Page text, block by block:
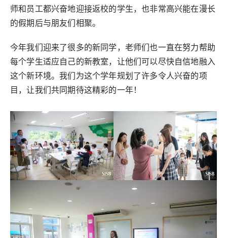
师和员工都兴奋地迎接返校的学生，也非常高兴能在漫长
的假期后与朋友们相聚。
今年我们迎来了很多的新同学，老师们也一直在努力帮助
每个学生适应自己的新教室，让他们可以尽快自信地融入
这个新环境。我们为这个学年规划了许多令人兴奋的项
目，让我们共同期待这精彩的一年！